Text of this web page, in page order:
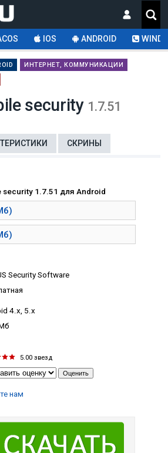
IOS ANDROID
ИНТЕРНЕТ, КОММУНИКАЦИИ
security 1.7.51
СКРИНЫ
security 1.7.51 для Android
Security Software
4.x, 5.x
5.00 звезд
нам